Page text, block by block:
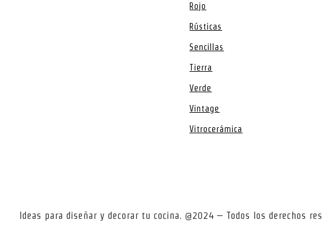
Rojo
Rústicas
Sencillas
Tierra
Verde
Vintage
Vitrocerámica
Ideas para diseñar y decorar tu cocina. @2024 – Todos los derechos